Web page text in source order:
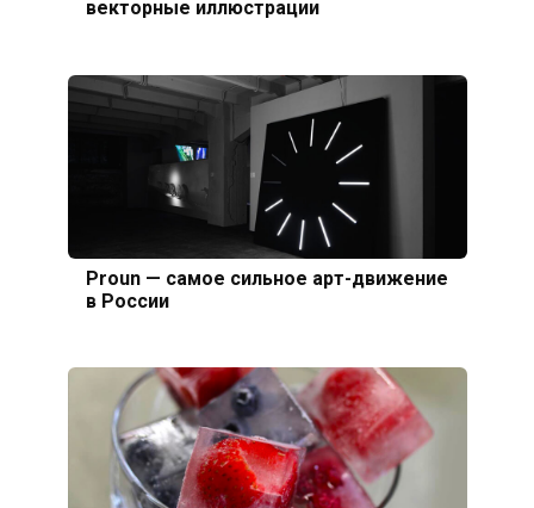
векторные иллюстрации
Proun — самое сильное арт-движение
в России